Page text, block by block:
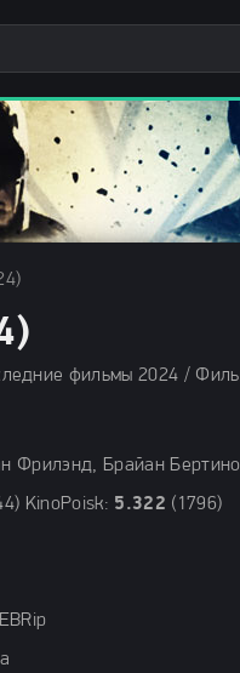
Фрилэнд, Брайан Бертино
KinoPoisk: 5.322 (1796)